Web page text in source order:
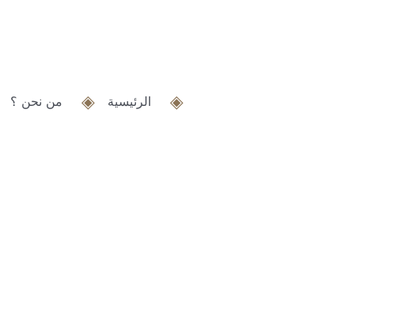
الرئيسية من نحن ؟